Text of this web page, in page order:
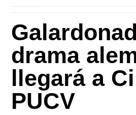
drama
llegará a
PUCV